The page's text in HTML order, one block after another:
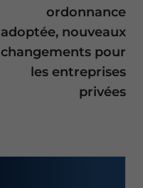
ordonnance
adoptée, nouveaux
changements pour
les entreprises
privées